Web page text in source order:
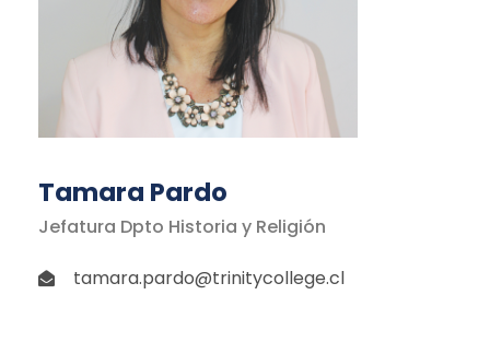
Tamara Pardo
Jefatura Dpto Historia y Religión
tamara.pardo@trinitycollege.cl